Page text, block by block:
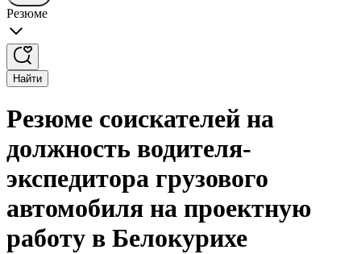
Резюме
Найти
Резюме соискателей на
должность водителя-
экспедитора грузового
автомобиля на проектную
работу в Белокурихе